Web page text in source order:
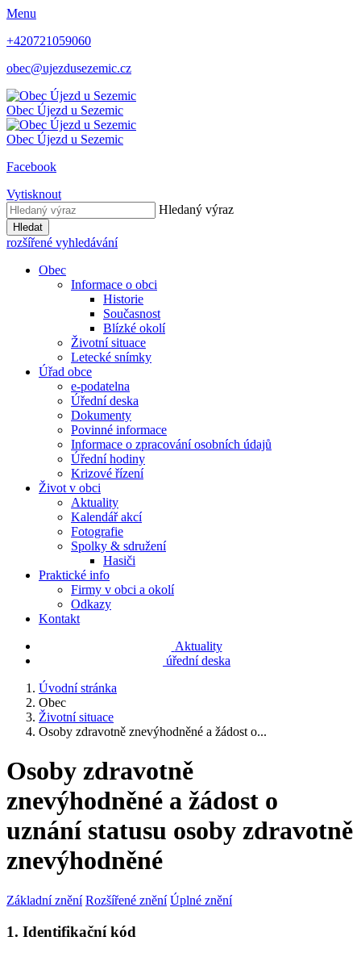
Menu
+420721059060
obec@ujezdusezemic.cz
Obec Újezd u Sezemic
Obec Újezd u Sezemic
Facebook
Vytisknout
Hledaný výraz
Hledat
rozšířené vyhledávání
Obec
Informace o obci
Historie
Současnost
Blízké okolí
Životní situace
Letecké snímky
Úřad obce
e-podatelna
Úřední deska
Dokumenty
Povinné informace
Informace o zpracování osobních údajů
Úřední hodiny
Krizové řízení
Život v obci
Aktuality
Kalendář akcí
Fotografie
Spolky & sdružení
Hasiči
Praktické info
Firmy v obci a okolí
Odkazy
Kontakt
Aktuality
úřední deska
Úvodní stránka
Obec
Životní situace
Osoby zdravotně znevýhodněné a žádost o...
Osoby zdravotně
znevýhodněné a žádost o
uznání statusu osoby zdravotně
znevýhodněné
Základní znění Rozšířené znění Úplné znění
1. Identifikační kód